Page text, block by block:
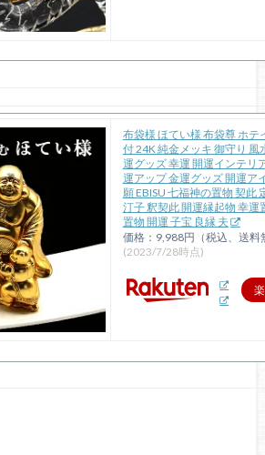
布袋様 ほてい様 布袋尊 ホテ
付 24K 純金メッキ 御守り 風
運グッズ 幸運 開運インテリ
運アップ 金運グッズ 開運ア
願 EBISU 七福神の置物 契此
汀子 釈契此 開運縁起物 幸運
置物 開運 子宝 良縁 夫
価格：9,988円（税込、送料
(2023/7/28時点)